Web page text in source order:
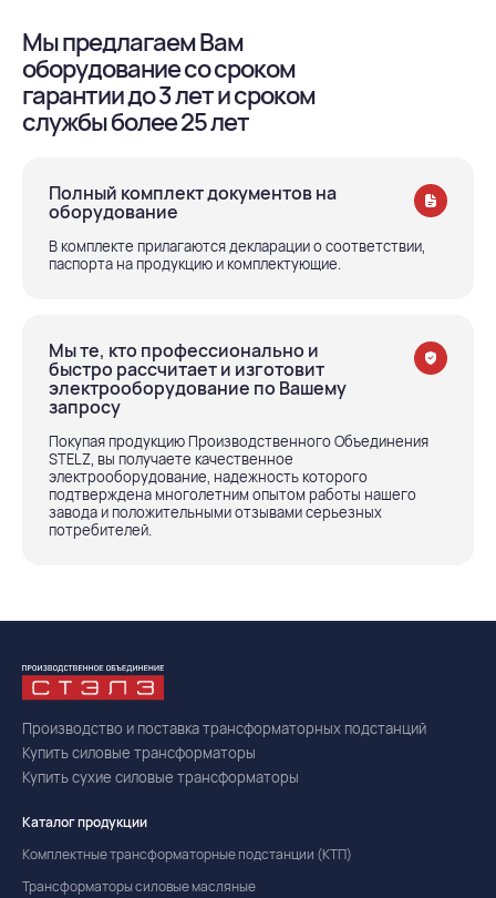
Мы предлагаем Вам
оборудование со сроком
гарантии до 3 лет и сроком
службы более 25 лет
Полный комплект документов на
оборудование
В комплекте прилагаются декларации о соответствии,
паспорта на продукцию и комплектующие.
Мы те, кто профессионально и
быстро рассчитает и изготовит
электрооборудование по Вашему
запросу
Покупая продукцию Производственного Объединения
STELZ, вы получаете качественное
электрооборудование, надежность которого
подтверждена многолетним опытом работы нашего
завода и положительными отзывами серьезных
потребителей.
Производство и поставка трансформаторных подстанций
Купить силовые трансформаторы
Купить сухие силовые трансформаторы
Каталог продукции
Комплектные трансформаторные подстанции (КТП)
Трансформаторы силовые масляные